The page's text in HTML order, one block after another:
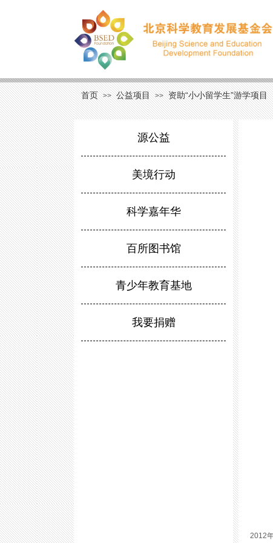
首页 >> 公益项目 >> 资助“小小留学生”游学项目
源公益
美境行动
科学嘉年华
百所图书馆
青少年教育基地
我要捐赠
2012